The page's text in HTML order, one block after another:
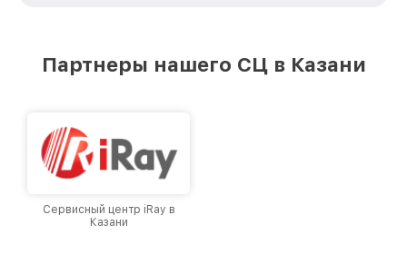
лучшим сервисным центром Infratech в
Партнеры нашего СЦ в Казани
Сервисный центр iRay в
Казани